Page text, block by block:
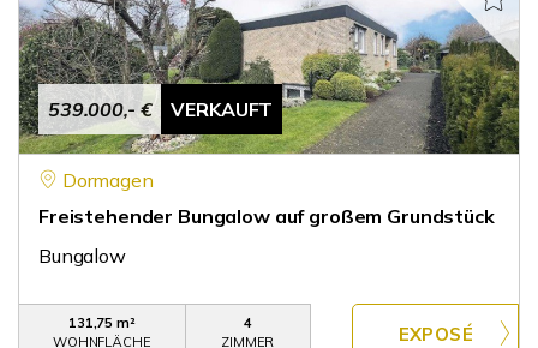
539.000,- € VERKAUFT
Dormagen
Freistehender Bungalow auf großem Grundstück
Bungalow
131,75 m²
WOHNFLÄCHE
4
ZIMMER